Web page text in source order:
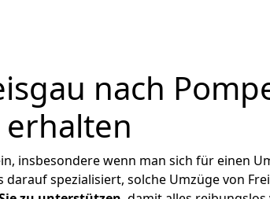
nach
insbesondere wenn man sich für einen
spezialisiert, solche Umzüge von